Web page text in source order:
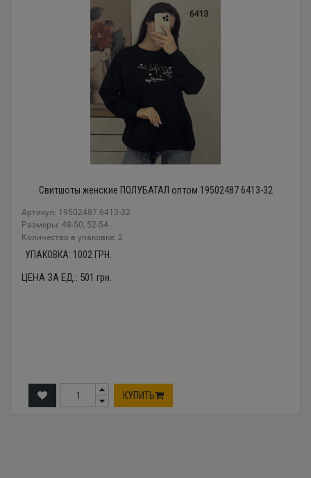
Свитшоты женские ПОЛУБАТАЛ оптом 19502487 6413-32
Артикул: 19502487 6413-32
Размеры: 48-50, 52-54
Количество в упаковке: 2
УПАКОВКА: 1002 ГРН.
ЦЕНА ЗА ЕД.: 501 грн.
КУПИТЬ